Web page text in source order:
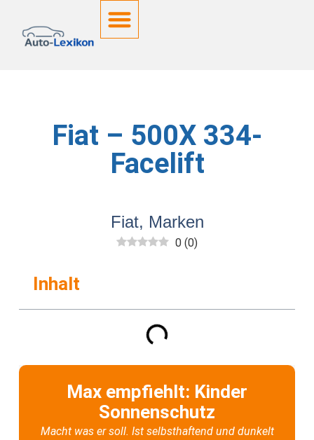
Fiat – 500X 334-
Facelift
Fiat, Marken
0 (0)
Inhalt
Max empfiehlt: Kinder
Sonnenschutz
Macht was er soll. Ist selbsthaftend und dunkelt